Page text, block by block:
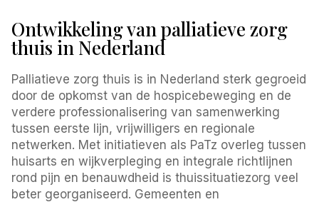
Ontwikkeling van palliatieve zorg
thuis in Nederland
Palliatieve zorg thuis is in Nederland sterk gegroeid
door de opkomst van de hospicebeweging en de
verdere professionalisering van samenwerking
tussen eerste lijn, vrijwilligers en regionale
netwerken. Met initiatieven als PaTz overleg tussen
huisarts en wijkverpleging en integrale richtlijnen
rond pijn en benauwdheid is thuissituatiezorg veel
beter georganiseerd. Gemeenten en